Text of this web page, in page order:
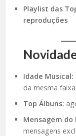
Playlist das
reproduções
Idade Musical:
da mesma
Top Álbuns:
Mensagem do
mensagens